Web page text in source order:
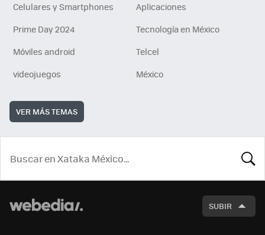
Celulares y Smartphones
Aplicaciones
Prime Day 2024
Tecnología en México
Móviles android
Telcel
videojuegos
México
VER MÁS TEMAS
SUBIR